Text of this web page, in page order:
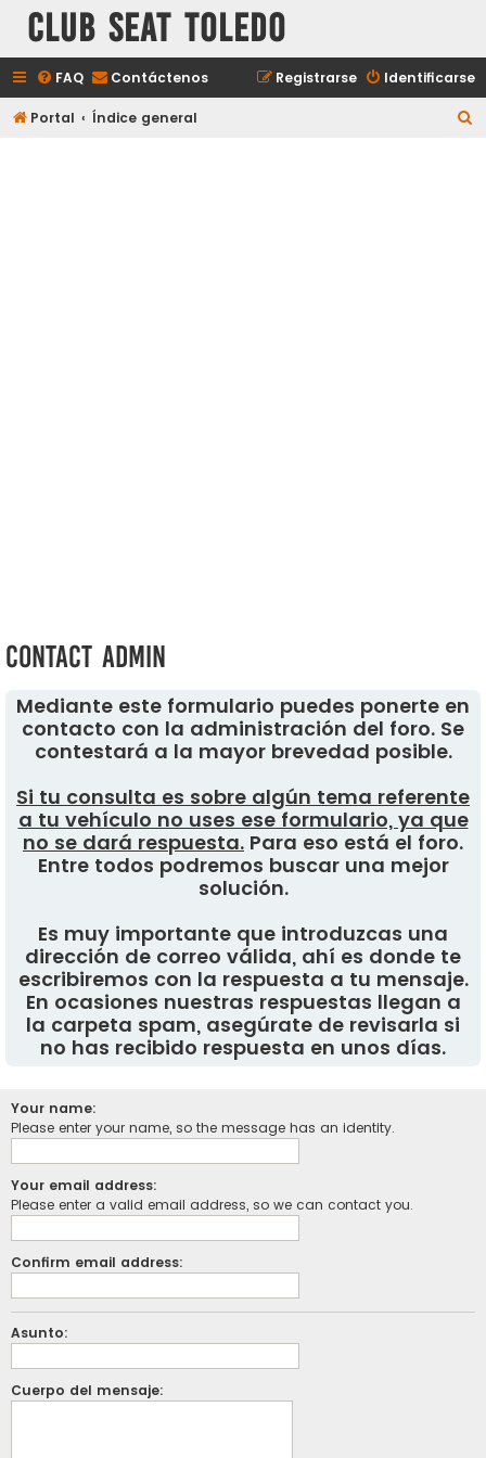
Club Seat Toledo
FAQ Contáctenos Identificarse
Registrarse
Portal Índice general
Contact Admin
Mediante este formulario puedes ponerte en
contacto con la administración del foro. Se
contestará a la mayor brevedad posible.
Si tu consulta es sobre algún tema referente
a tu vehículo no uses ese formulario, ya que
no se dará respuesta. Para eso está el foro.
Entre todos podremos buscar una mejor
solución.
Es muy importante que introduzcas una
dirección de correo válida, ahí es donde te
escribiremos con la respuesta a tu mensaje.
En ocasiones nuestras respuestas llegan a
la carpeta spam, asegúrate de revisarla si
no has recibido respuesta en unos días.
Your name:
Please enter your name, so the message has an identity.
Your email address:
Please enter a valid email address, so we can contact you.
Confirm email address:
Asunto:
Cuerpo del mensaje: